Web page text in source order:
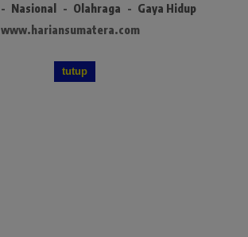
Nasional Olahraga
Gaya Hidup
www.hariansumatera.com
tutup